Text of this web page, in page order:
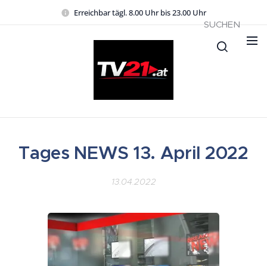
Erreichbar tägl. 8.00 Uhr bis 23.00 Uhr
SUCHEN
Tages NEWS 13. April 2022
13.04.2022